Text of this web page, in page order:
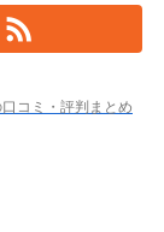
コミ・評判まとめ